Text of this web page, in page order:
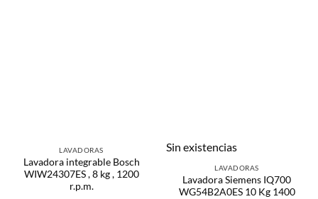
LAVADORAS
Lavadora integrable Bosch
WIW24307ES , 8 kg , 1200
r.p.m.
Sin existencias
LAVADORAS
Lavadora Siemens IQ700
WG54B2A0ES 10 Kg 1400